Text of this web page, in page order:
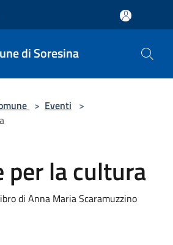
di Soresina
> Eventi >
per la cultura
di Anna Maria Scaramuzzino